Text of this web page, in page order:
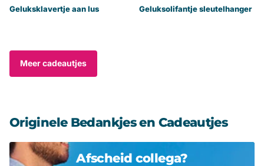
Geluksklavertje aan lus Geluksolifantje sleutelhanger
Meer cadeautjes
Originele Bedankjes en Cadeautjes
Afscheid collega?